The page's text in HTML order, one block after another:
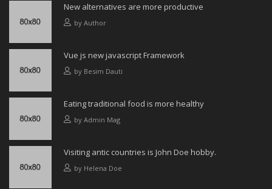
New alternatives are more productive
by Author
Vue js new javascript Framework
by Besim Dauti
Eating traditional food is more healthy
by Admin Mag
Visiting antic countries is John Doe hobby.
by Helena Doe